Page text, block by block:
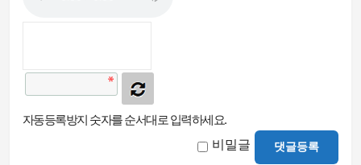
자동등록방지 숫자를 순서대로 입력하세요.
비밀글 댓글등록